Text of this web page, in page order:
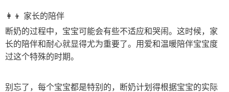
👩‍👦 家长的陪伴
断奶的过程中，宝宝可能会有些不适应和哭闹。这时候，家
长的陪伴和耐心就显得尤为重要了。用爱和温暖陪伴宝宝度
过这个特殊的时期。
别忘了，每个宝宝都是特别的，断奶计划得根据宝宝的实际